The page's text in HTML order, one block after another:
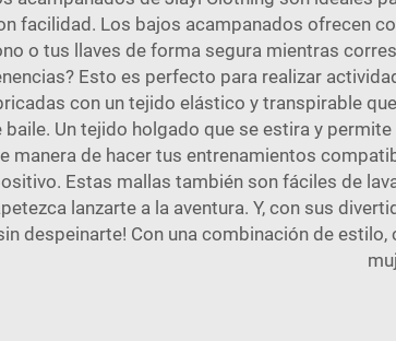
facilidad. Los bajos acampanados ofrecen
o tus llaves de forma segura mientras
Esto es perfecto para realizar
con un tejido elástico y transpirable
baile. Un tejido holgado que se estira y
manera de hacer tus entrenamientos
Estas mallas también son fáciles de
lanzarte a la aventura. Y, con sus
despeinarte! Con una combinación de